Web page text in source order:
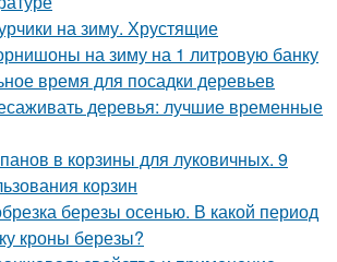
на зиму. Хрустящие
на зиму на 1 литровую банку
время для посадки деревьев
деревья: лучшие временные
в корзины для луковичных. 9
корзин
березы осенью. В какой период
кроны березы?